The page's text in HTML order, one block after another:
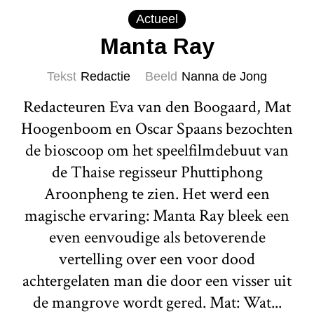
Actueel
Manta Ray
Tekst Redactie Beeld Nanna de Jong
Redacteuren Eva van den Boogaard, Mat
Hoogenboom en Oscar Spaans bezochten
de bioscoop om het speelfilmdebuut van
de Thaise regisseur Phuttiphong
Aroonpheng te zien. Het werd een
magische ervaring: Manta Ray bleek een
even eenvoudige als betoverende
vertelling over een voor dood
achtergelaten man die door een visser uit
de mangrove wordt gered. Mat: Wat...